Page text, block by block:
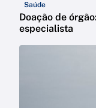
Saúde
Doação de
especialista